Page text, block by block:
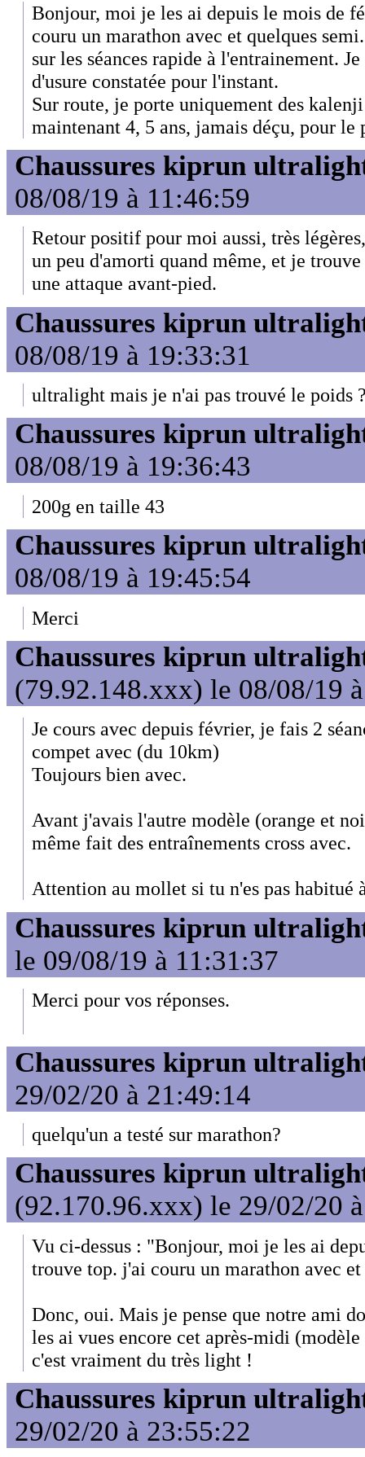
Bonjour, moi je les ai depuis le mois de
couru un marathon avec et quelques
sur les séances rapide à l'entrainement.
d'usure constatée pour l'instant.
Sur route, je porte uniquement des
maintenant 4, 5 ans, jamais déçu, pour le
Chaussures kiprun
08/08/19 à 11:46:59
Retour positif pour moi aussi, très
un peu d'amorti quand même, et je
une attaque avant-pied.
Chaussures kiprun
08/08/19 à 19:33:31
ultralight mais je n'ai pas trouvé le poids
Chaussures kiprun
08/08/19 à 19:36:43
200g en taille 43
Chaussures kiprun
08/08/19 à 19:45:54
Merci
Chaussures kiprun
(79.92.148.xxx) le 08/08/19
Je cours avec depuis février, je fais 2
compet avec (du 10km)
Toujours bien avec.
Avant j'avais l'autre modèle (orange et
même fait des entraînements cross avec.
Attention au mollet si tu n'es pas habitué
Chaussures kiprun
le 09/08/19 à 11:31:37
Merci pour vos réponses.
Chaussures kiprun
29/02/20 à 21:49:14
quelqu'un a testé sur marathon?
Chaussures kiprun
(92.170.96.xxx) le 29/02/20
Vu ci-dessus : "Bonjour, moi je les ai
trouve top. j'ai couru un marathon avec
Donc, oui. Mais je pense que notre ami
les ai vues encore cet après-midi
c'est vraiment du très light !
Chaussures kiprun
29/02/20 à 23:55:22